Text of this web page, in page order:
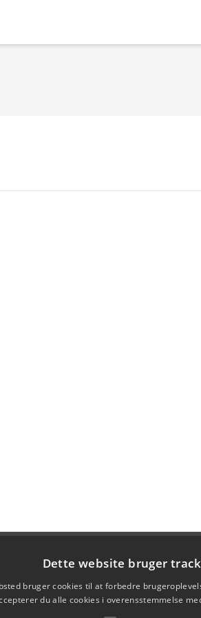
Dette website bruger
bruger cookies til at forbedre
du alle cookies i overensstemmelse